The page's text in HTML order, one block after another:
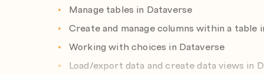
Anwendungserweiterungen,
Prozessautomatisierung und einfacher
Dieses Training kann einen eintägigen Applied
In diesem Workshop können Sie Ihre
Manage tables in Dataverse
Create and manage columns within a table
Working with choices in Dataverse
Load/export data and create data views in